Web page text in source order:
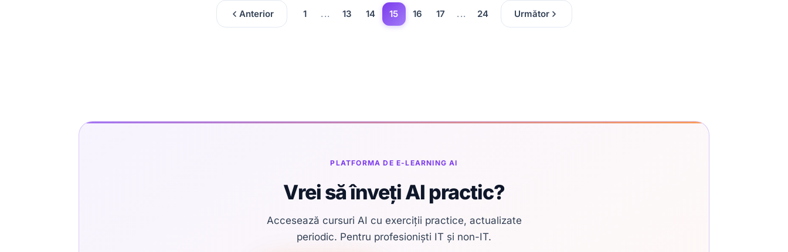
Anterior 1 ... 13 14 15 16 17 ... 24 Următor
PLATFORMA DE E-LEARNING AI
Vrei să înveți AI practic?
Accesează cursuri AI cu exerciții practice, actualizate
periodic. Pentru profesioniști IT și non-IT.